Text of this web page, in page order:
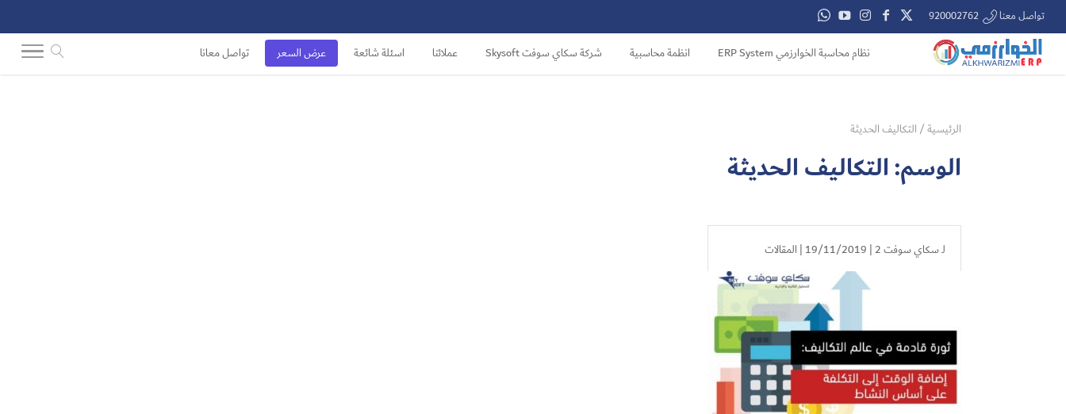
تواصل معنا 920002762
نظام محاسبة الخوارزمي ERP System انظمة محاسبية شركة سكاي سوفت Skysoft عملائنا اسئلة شائعة عرض السعر تواصل معانا
الرئيسية/ التكاليف الحديثة
الوسم:التكاليف الحديثة
لـسكاي سوفت 2 | 19/11/2019 | المقالات